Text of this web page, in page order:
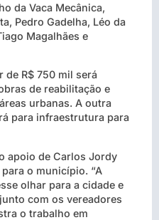
da Vaca Mecânica,
Pedro Gadelha, Léo da
Magalhães e
de R$ 750 mil será
de reabilitação e
urbanas. A outra
para infraestrutura para
apoio de Carlos Jordy
o município. “A
olhar para a cidade e
com os vereadores
o trabalho em